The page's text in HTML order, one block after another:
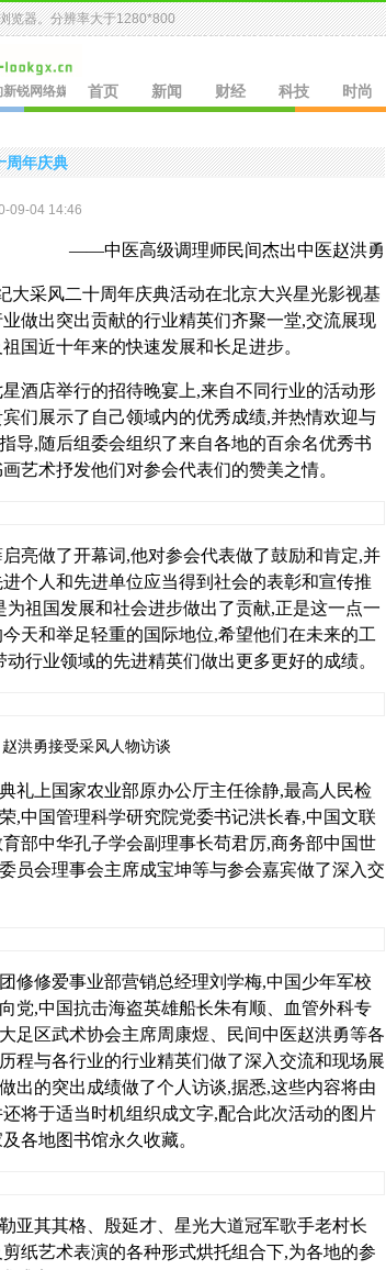
览器。分辨率大于1280*800
新锐网络媒体.」首页 新闻 财经 科技 时尚
周年庆典
09-04 14:46
——中医高级调理师民间杰出中医赵洪勇
大采风二十周年庆典活动在北京大兴星光影视基
做出突出贡献的行业精英们齐聚一堂,交流展现
国近十年来的快速发展和长足进步。
酒店举行的招待晚宴上,来自不同行业的活动形
们展示了自己领域内的优秀成绩,并热情欢迎与
导,随后组委会组织了来自各地的百余名优秀书
艺术抒发他们对参会代表们的赞美之情。
亮做了开幕词,他对参会代表做了鼓励和肯定,并
个人和先进单位应当得到社会的表彰和宣传推
祖国发展和社会进步做出了贡献,正是这一点一
天和举足轻重的国际地位,希望他们在未来的工
行业领域的先进精英们做出更多更好的成绩。
赵洪勇接受采风人物访谈
礼上国家农业部原办公厅主任徐静,最高人民检
,中国管理科学研究院党委书记洪长春,中国文联
部中华孔子学会副理事长苟君厉,商务部中国世
员会理事会主席成宝坤等与参会嘉宾做了深入交
修修爱事业部营销总经理刘学梅,中国少年军校
党,中国抗击海盗英雄船长朱有顺、血管外科专
足区武术协会主席周康煜、民间中医赵洪勇等各
程与各行业的行业精英们做了深入交流和现场展
出的突出成绩做了个人访谈,据悉,这些内容将由
将于适当时机组织成文字,配合此次活动的图片
各地图书馆永久收藏。
亚其其格、殷延才、星光大道冠军歌手老村长
纸艺术表演的各种形式烘托组合下,为各地的参